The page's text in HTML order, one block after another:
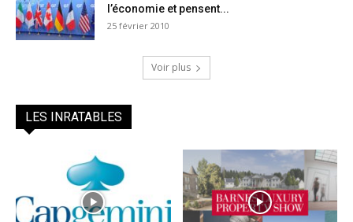
l’économie et pensent...
25 février 2010
Voir plus
LES INRATABLES